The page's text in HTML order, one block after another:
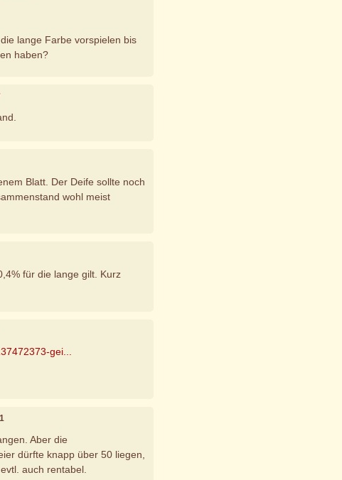
lange Farbe vorspielen bis
haben?
Blatt. Der Deife sollte noch
wohl meist
für die lange gilt. Kurz
gei...
Aber die
dürfte knapp über 50 liegen,
auch rentabel.